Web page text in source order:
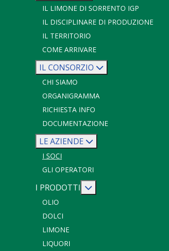
IL LIMONE DI SORRENTO IGP
IL DISCIPLINARE DI PRODUZIONE
IL TERRITORIO
COME ARRIVARE
IL CONSORZIO
CHI SIAMO
ORGANIGRAMMA
RICHIESTA INFO
DOCUMENTAZIONE
LE AZIENDE
I SOCI
GLI OPERATORI
I PRODOTTI
OLIO
DOLCI
LIMONE
LIQUORI